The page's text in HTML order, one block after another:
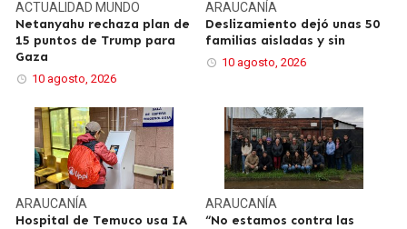
ACTUALIDAD MUNDO
Netanyahu rechaza plan de
15 puntos de Trump para
Gaza
10 agosto, 2026
ARAUCANÍA
Deslizamiento dejó unas 50
familias aisladas y sin
10 agosto, 2026
ARAUCANÍA
Hospital de Temuco usa IA
ARAUCANÍA
“No estamos contra las